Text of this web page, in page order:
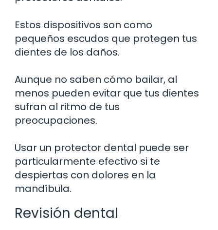
Estos dispositivos son como
pequeños escudos que protegen tus
dientes de los daños.
Aunque no saben cómo bailar, al
menos pueden evitar que tus dientes
sufran al ritmo de tus
preocupaciones.
Usar un protector dental puede ser
particularmente efectivo si te
despiertas con dolores en la
mandíbula.
Revisión dental